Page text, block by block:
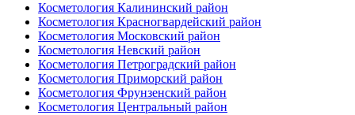
Косметология Калининский район
Косметология Красногвардейский район
Косметология Московский район
Косметология Невский район
Косметология Петроградский район
Косметология Приморский район
Косметология Фрунзенский район
Косметология Центральный район